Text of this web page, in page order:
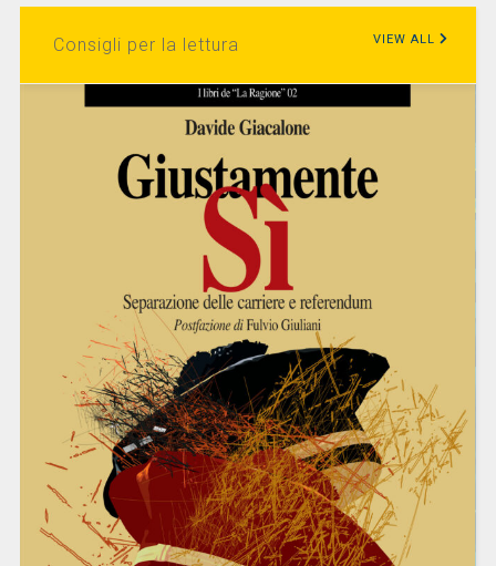
Consigli per la lettura VIEW ALL